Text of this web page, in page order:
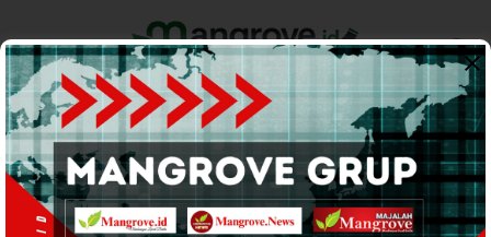
Home Pemerintahan Ekonomi & Bisnis Info Tanah Papua
Support by